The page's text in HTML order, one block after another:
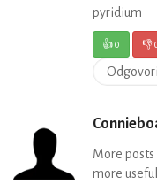
pyridium
👍0 👎
More
more